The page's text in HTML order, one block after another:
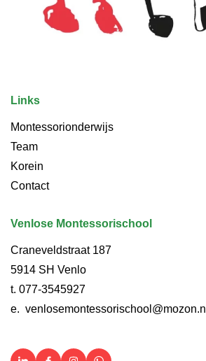
Links
Montessorionderwijs
Team
Korein
Contact
Venlose Montessorischool
Craneveldstraat 187
5914 SH Venlo
t. 077-3545927
e. venlosemontessorischool@mozon.nl